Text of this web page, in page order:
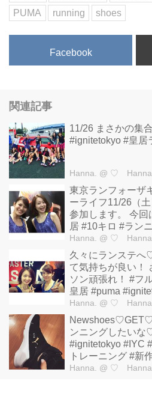
PUMA
running shoes
Facebook
関連記事
11/26 まさかの集
Hanna. @ ♡
東京ランフォーザ
ーライフ11/26（
参加します。 今回
居 #10キロ #ラン
ニング開始 #トレ
Hanna. @ ♡
久々にランステへ
て気持ちが良い！
ソン頑張れ！ #フ
皇居 #puma #ignitetokyo
クアラインフルマ
Hanna. @ ♡
Newshoes♡GET♡
ンニングしたいな
#ignitetokyo #IYC #ローラ #ランニング #
トレーニング #新
#fashion
Hanna. @ ♡